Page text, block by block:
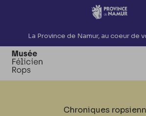
Accèder directement au contenu
La Province de Namur, au coeur de
Chroniques